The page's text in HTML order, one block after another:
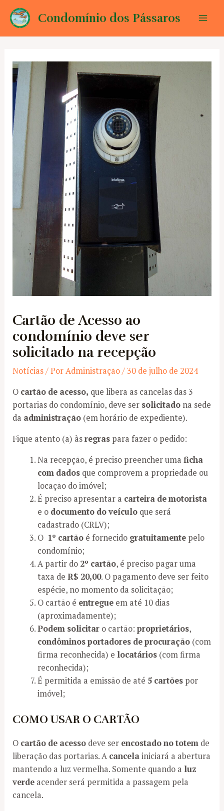
para
Condomínio dos Pássaros
Cartão de Acesso ao
condomínio deve ser
solicitado na recepção
Notícias/ PorAdministração/30 de julho de 2024
O cartão de acesso, que libera as cancelas das 3
portarias do condomínio, deve ser solicitado na sede
da administração (em horário de expediente).
Fique atento (a) àsregras para fazer o pedido:
Na recepção, é preciso preencher uma ficha
com dadosque comprovem a propriedade ou
locação do imóvel;
É preciso apresentar a carteira de motorista
e o documento do veículoque será
cadastrado (CRLV);
O 1º cartãoé fornecido gratuitamentepelo
condomínio;
A partir do 2º cartão, é preciso pagar uma
taxa de R$ 20,00. O pagamento deve ser feito
espécie, no momento da solicitação;
O cartão é entregueem até 10 dias
(aproximadamente);
Podem solicitaro cartão: proprietários,
condôminos portadores de procuração(com
firma reconhecida) e locatários(com firma
reconhecida);
É permitida a emissão de até 5 cartõespor
imóvel;
COMO USAR O CARTÃO
O cartão de acesso deve ser encostado no totem de
liberação das portarias. A cancelainiciará a abertura
mantendo a luz vermelha. Somente quando a luz
verde acender será permitida a passagem pela
cancela.